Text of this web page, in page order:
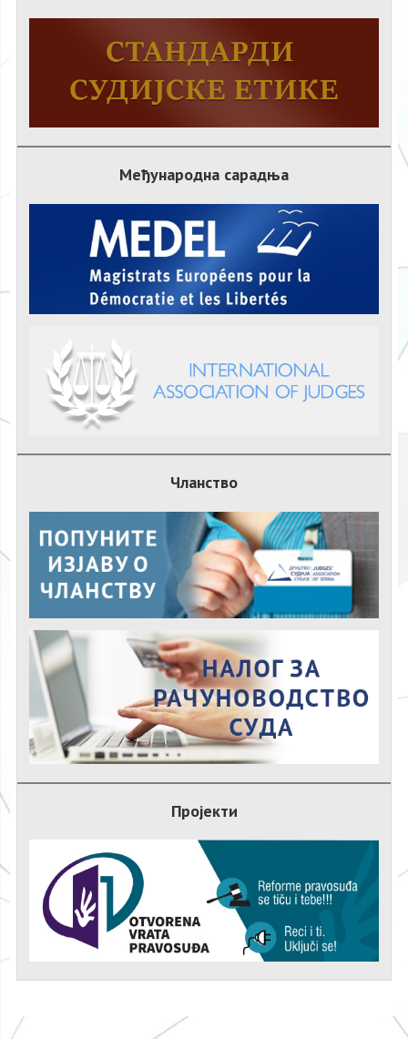
Међународна сарадња
Чланство
Пројекти